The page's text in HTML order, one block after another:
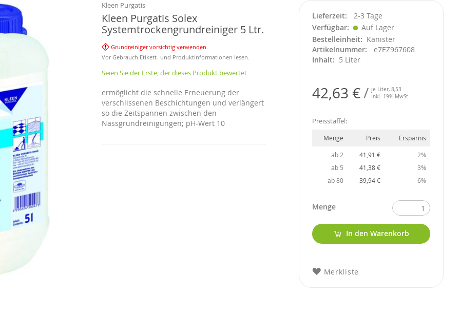
Kleen Purgatis
Kleen Purgatis Solex
Systemtrockengrundreiniger 5 Ltr.
Grundreiniger vorsichtig verwenden.
Vor Gebrauch Etikett- und Produktinformationen lesen.
Seien Sie der Erste, der dieses Produkt bewertet
ermöglicht die schnelle Erneuerung der
verschlissenen Beschichtungen und verlängert
so die Zeitspannen zwischen den
Nassgrundreinigungen; pH-Wert 10
Lieferzeit
2-3 Tage
Verfügbar
Auf Lager
Bestelleinheit
Kanister
Artikelnummer
e7EZ967608
Inhalt
5 Liter
42,63 € je Liter, 8,53
Inkl. 19% MwSt.
Preisstaffel:
Menge Preis Ersparnis
ab 2 41,91 €
2%
ab 5
41,38 €
3%
ab 80
39,94 € 6%
Menge
In den Warenkorb
Merkliste